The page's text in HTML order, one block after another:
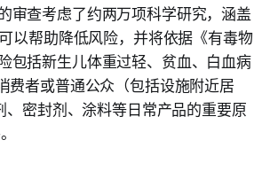
审查考虑了约两万项科学研究，涵盖
以帮助降低风险，并将依据《有毒物
包括新生儿体重过轻、贫血、白血病
费者或普通公众（包括设施附近居
密封剂、涂料等日常产品的重要原